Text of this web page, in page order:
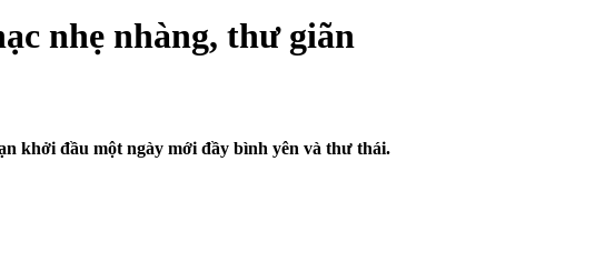
nhẹ nhàng, thư giãn
khởi đầu một ngày mới đầy bình yên và thư thái.